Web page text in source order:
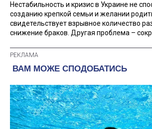
Нестабильность и кризис в Украине не
созданию крепкой семьи и желании
свидетельствует взрывное количество
снижение браков. Другая проблема –